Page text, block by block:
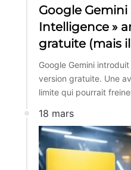
Google Gemini
Intelligence »
gratuite (mais
Google Gemini
version gratuite. Une
limite qui pourrait
18 mars